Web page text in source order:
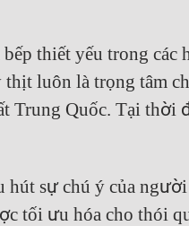
thiết yếu trong các
luôn là trọng tâm
Trung Quốc. Tại thời
sự chú ý của người
tối ưu hóa cho thói